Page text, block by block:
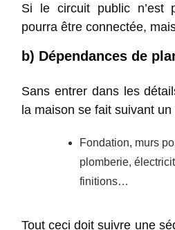
Si le circuit public n’est
pourra être connectée,
b) Dépendances de
Sans entrer dans les
la maison se fait suivant
Fondation, murs
plomberie,
finitions…
Tout ceci doit suivre une